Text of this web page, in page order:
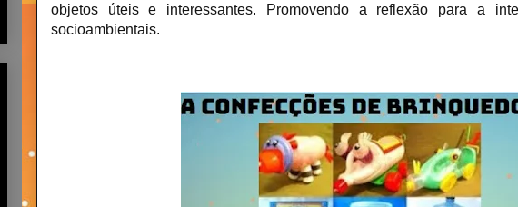
objetos úteis e interessantes. Promovendo a reflexão para a
socioambientais.